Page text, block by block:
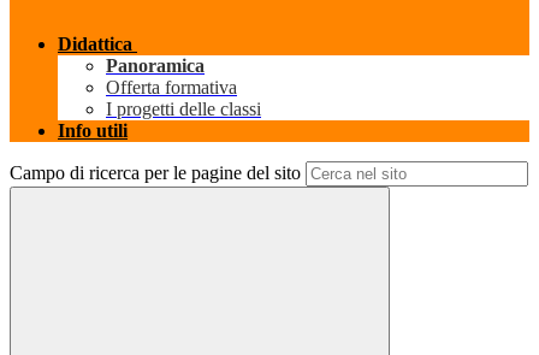
Didattica
Panoramica
Offerta formativa
I progetti delle classi
Info utili
Campo di ricerca per le pagine del sito